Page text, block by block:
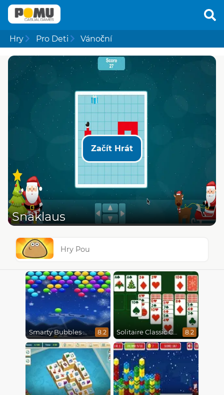
Hry Pro Deti Vánoční
Začít Hrát
Snaklaus
Hry Pou
Smarty Bubbles X-Mas Edition 8.2 Solitaire Classic Christmas 8.2